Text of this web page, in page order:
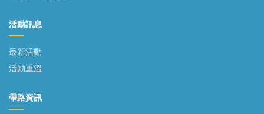
活動訊息
最新活動
活動重溫
帶路資訊